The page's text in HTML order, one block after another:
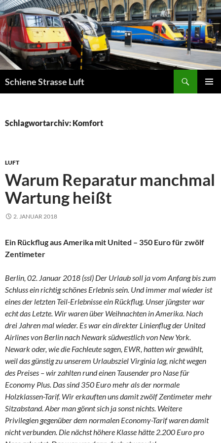
Zum
Inhalt
springen
Schiene Strasse Luft
Schlagwortarchiv: Komfort
LUFT
Warum Reparatur manchmal
Wartung heißt
2. JANUAR 2018
Ein Rückflug aus Amerika mit United – 350 Euro für zwölf
Zentimeter
Berlin, 02. Januar 2018 (ssl) Der Urlaub soll ja vom Anfang bis zum
Schluss ein richtig schönes Erlebnis sein. Und immer mal wieder ist
eines der letzten Teil-Erlebnisse ein Rückflug. Unser jüngster war
echt das Letzte. Wir waren über Weihnachten in Amerika. Nach
drei Jahren mal wieder. Es war ein direkter Linienflug der United
Airlines von Berlin nach Newark südwestlich von New York.
Newark oder, wie die Fachleute sagen, EWR, hatten wir gewählt,
weil das günstig zu unserem Urlaubsziel Virginia lag, nicht wegen
des Preises – wir zahlten rund einen Tausender pro Nase für
Economy Plus. Das sind 350 Euro mehr als der normale
Holzklassen-Tarif. Wir erkauften uns damit zwölf Zentimeter mehr
Sitzabstand. Aber man gönnt sich ja sonst nichts. Weitere
Privilegien gegenüber dem normalen Economy-Tarif waren damit
nicht verbunden. Die nächst höhere Klasse hätte 2.200 Euro pro